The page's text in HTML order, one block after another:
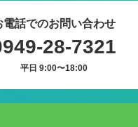
電話でのお問い合わせ
28-7321
平日 9:00〜18:00